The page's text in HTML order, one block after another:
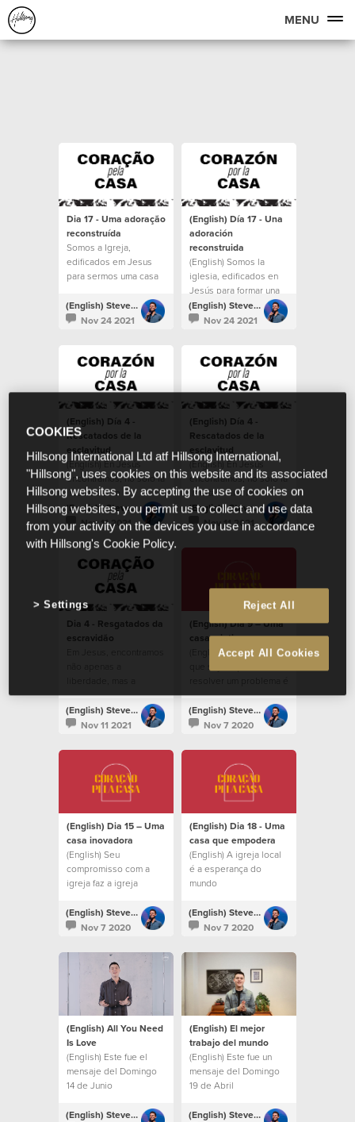
MENU
Dia 17 - Uma adoração
reconstruída
Somos a Igreja,
edificados em Jesus
para sermos uma casa
(English) Steven Richards
Nov 24 2021
(English) Día 17 - Una
adoración
reconstruida
(English) Somos la
iglesia, edificados en
Jesús para formar una
casa para todos.(English) Steven Richards
Nov 24 2021
(English) Día 4 -
Rescatados de la
esclavitud
(English) En Jesús
encontramos, no solo la
libertad, sino la
capacidad de reflejar a
Dios en la tierra.
(English) Steven Richards
Nov 11 2021
(English) Día 4 -
Rescatados de la
esclavitud
(English) En Jesús
encontramos, no solo la
libertad, sino la
capacidad de reflejar a
Dios en la tierra.
(English) Steven Richards
Nov 11 2021
Dia 4 - Resgatados da
escravidão
capacidade de refletir
Deus na Terra. (English) Steven Richards
Nov 11 2021
(English) Dia 9 – Uma
casa criativa
(English) Qualquer um
uma pessoa criativa.
(English) Steven Richards
Nov 7 2020
(English) Dia 15 – Uma
casa inovadora
(English) Seu
compromisso com a
igreja faz a igreja
(English) Steven Richards
Nov 7 2020
(English) Dia 18 - Uma
casa que empodera
(English) A igreja local
é a esperança do
mundo
(English) Steven Richards
Nov 7 2020
(English) All You Need
Is Love
(English) Este fue el
mensaje del Domingo
14 de Junio
(English) Steven Richards
(English) El mejor
trabajo del mundo
(English) Este fue un
mensaje del Domingo
19 de Abril
(English) Steven Richards
COOKIES
Hillsong International Ltd atf Hillsong International,
"Hillsong", uses cookies on this website and its associated
Hillsong websites. By accepting the use of cookies on
Hillsong websites, you permit us to collect and use data
from your activity on the devices you use in accordance
with Hillsong's Cookie Policy.
Reject All
Accept All Cookies
Settings